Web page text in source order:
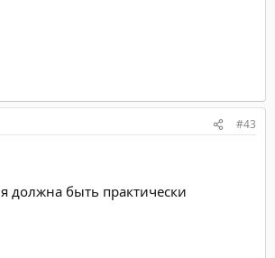
#43
должна быть практически